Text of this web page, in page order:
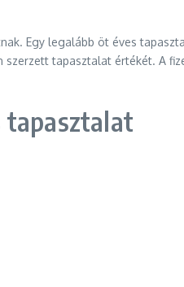
Egy legalább öt éves
tapasztalat értékét. A
tapasztalat